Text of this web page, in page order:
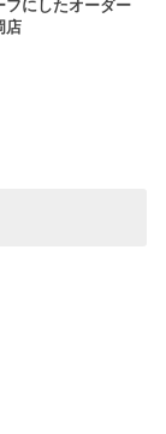
フにしたオーダー
店